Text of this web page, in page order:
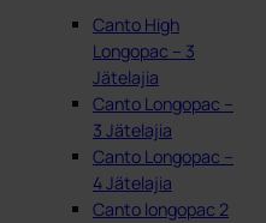
Canto High
Longopac – 3
Jätelajia
Canto Longopac –
3 Jätelajia
Canto Longopac –
4 Jätelajia
Canto longopac 2